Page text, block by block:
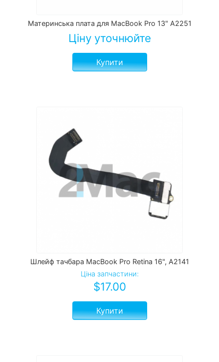
Материнська плата для MacBook Pro 13" A2251
Ціну уточнюйте
Купити
Шлейф тачбара MacBook Pro Retina 16", A2141
Ціна запчастини:
$17.00
Купити